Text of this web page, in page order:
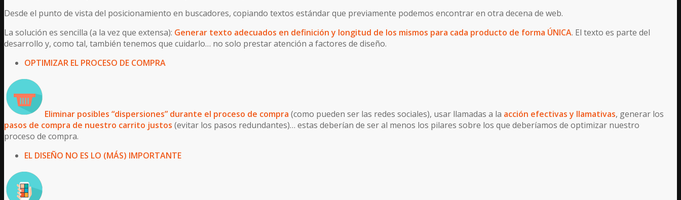
Desde el punto de vista del posicionamiento en buscadores, copiando textos estándar que previamente podemos encontrar en otra decena de web.
La solución es sencilla (a la vez que extensa): Generar texto adecuados en definición y longitud de los mismos para cada producto de forma ÚNICA. El texto es parte del
desarrollo y, como tal, también tenemos que cuidarlo… no solo prestar atención a factores de diseño.
OPTIMIZAR EL PROCESO DE COMPRA
Eliminar posibles “dispersiones” durante el proceso de compra (como pueden ser las redes sociales), usar llamadas a la acción efectivas y llamativas, generar los
pasos de compra de nuestro carrito justos (evitar los pasos redundantes)… estas deberían de ser al menos los pilares sobre los que deberíamos de optimizar nuestro
proceso de compra.
EL DISEÑO NO ES LO (MÁS) IMPORTANTE